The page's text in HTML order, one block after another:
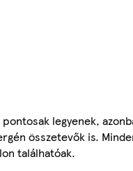
legyenek,
összetevők is.
találhatóak.